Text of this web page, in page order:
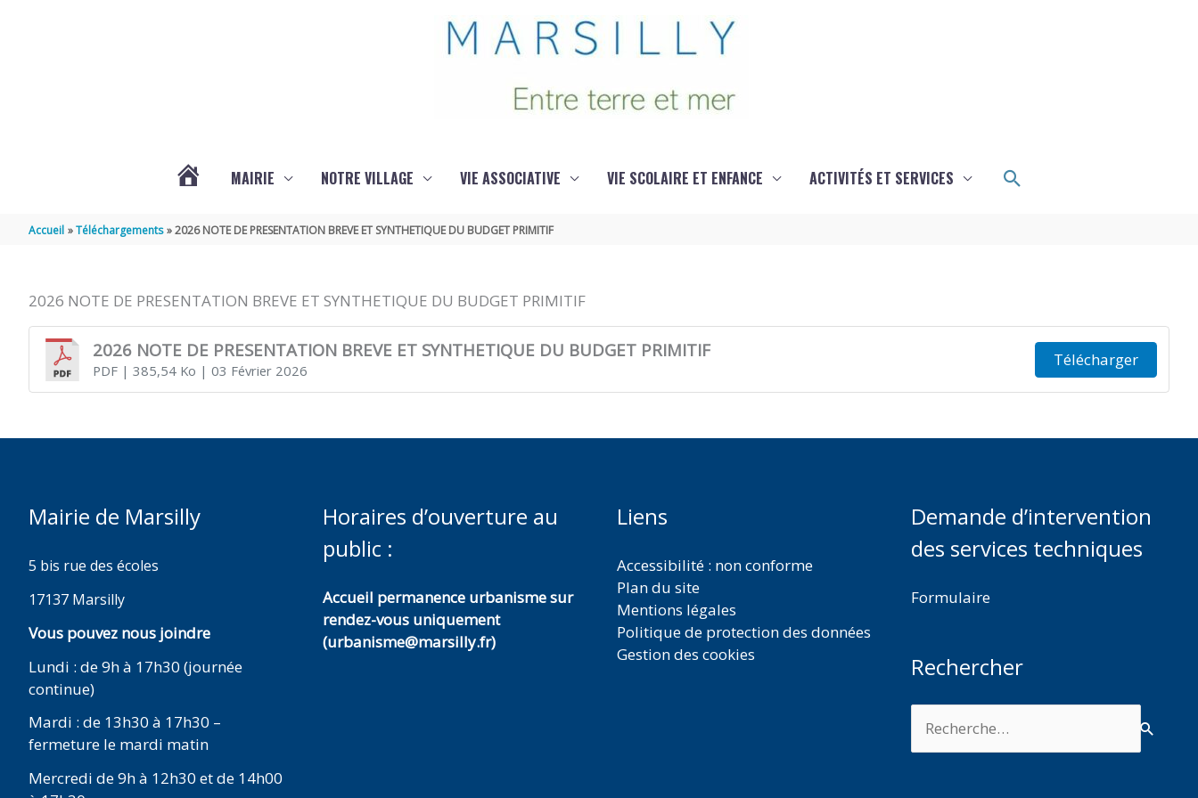
MAIRIE NOTRE VILLAGE VIE ASSOCIATIVE VIE SCOLAIRE ET ENFANCE ACTIVITÉS ET SERVICES Rechercher
Accueil Téléchargements 2026 NOTE DE PRESENTATION BREVE ET SYNTHETIQUE DU BUDGET PRIMITIF
2026 NOTE DE PRESENTATION BREVE ET SYNTHETIQUE DU BUDGET PRIMITIF
2026 NOTE DE PRESENTATION BREVE ET SYNTHETIQUE DU BUDGET PRIMITIF
PDF| 385,54 Ko | 03 Février 2026
Télécharger
Mairie de Marsilly
5 bis rue des écoles
17137 Marsilly
Vous pouvez nous joindre
Lundi : de 9h à 17h30 (journée
continue)
Mardi : de 13h30 à 17h30 –
fermeture le mardi matin
Mercredi de 9h à 12h30 et de 14h00
Horaires d’ouverture au
public :
Accueil permanence urbanisme sur
rendez-vous uniquement
(urbanisme@marsilly.fr)
Liens
Accessibilité : non conforme
Plan du site
Mentions légales
Politique de protection des données
Gestion des cookies
Demande d’intervention
des services techniques
Formulaire
Rechercher